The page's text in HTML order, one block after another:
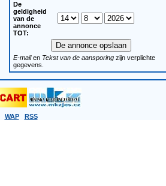
De
geldigheid
van de
annonce
TOT:
E-mailen Tekst van de aansporing zijn verplichte
gegevens.
WAP RSS